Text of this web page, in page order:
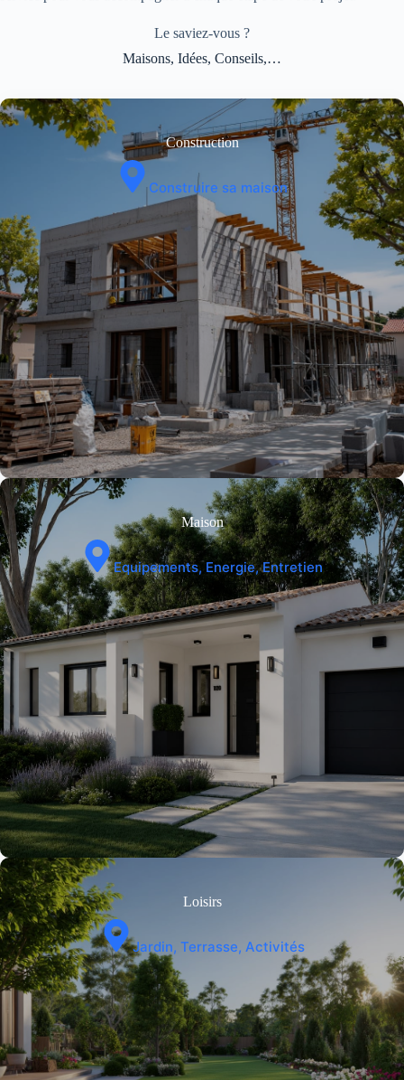
Le saviez-vous ?
Maisons, Idées, Conseils,…
Construction
Construire sa maison
Maison
Equipements, Energie, Entretien
Loisirs
Jardin, Terrasse, Activités